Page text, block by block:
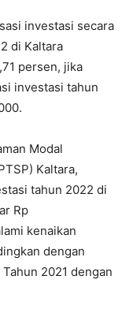
investasi secara
di Kaltara
persen, jika
investasi tahun
Modal
Kaltara,
tahun 2022 di
Rp
kenaikan
dengan
2021 dengan